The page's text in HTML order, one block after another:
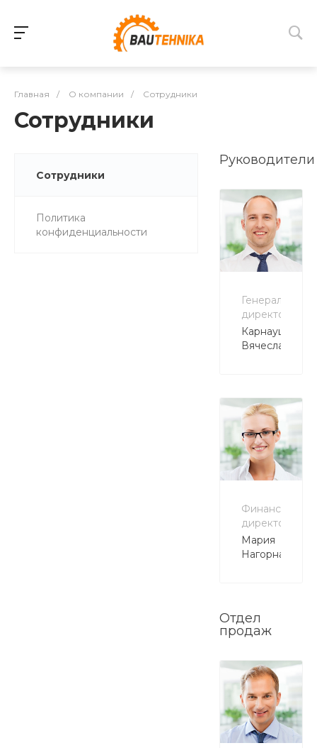
Главная / О компании / Сотрудники
Сотрудники
Сотрудники
Политика
конфиденциальности
Руководители
Генеральный
директор
Карнаушенко
Вячеслав
Финансовый
директор
Мария
Нагорная
Отдел
продаж